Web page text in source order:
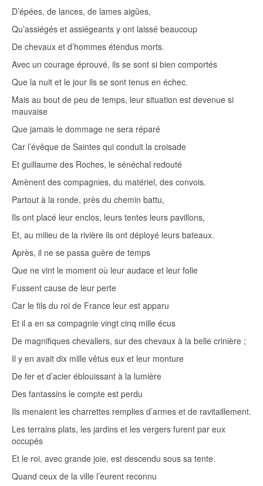
D’épées, de lances, de lames aigûes,
Qu’assiégés et assiégeants y ont laissé beaucoup
De chevaux et d’hommes étendus morts.
Avec un courage éprouvé, ils se sont si bien comportés
Que la nuit et le jour ils se sont tenus en échec.
Mais au bout de peu de temps, leur situation est devenue si
mauvaise
Que jamais le dommage ne sera réparé
Car l’évêque de Saintes qui conduit la croisade
Et guillaume des Roches, le sénéchal redouté
Amènent des compagnies, du matériel, des convois.
Partout à la ronde, près du chemin battu,
Ils ont placé leur enclos, leurs tentes leurs pavillons,
Et, au milieu de la rivière ils ont déployé leurs bateaux.
Après, il ne se passa guère de temps
Que ne vint le moment où leur audace et leur folie
Fussent cause de leur perte
Car le fils du roi de France leur est apparu
Et il a en sa compagnie vingt cinq mille écus
De magnifiques chevaliers, sur des chevaux à la belle crinière ;
Il y en avait dix mille vêtus eux et leur monture
De fer et d’acier éblouissant à la lumière
Des fantassins le compte est perdu
Ils menaient les charrettes remplies d’armes et de ravitaillement.
Les terrains plats, les jardins et les vergers furent par eux
occupés
Et le roi, avec grande joie, est descendu sous sa tente.
Quand ceux de la ville l’eurent reconnu